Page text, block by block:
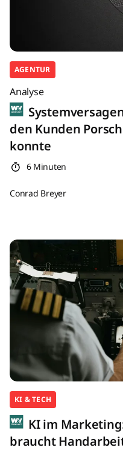
AGENTUR
Analyse
den Kunden
konnte
6 Minuten
Conrad Breyer
KI & TECH
KI im
braucht